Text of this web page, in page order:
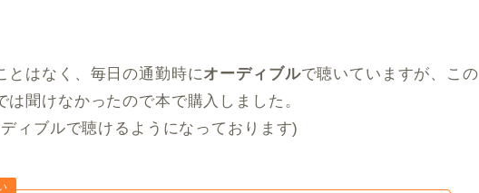
とはなく、毎日の通勤時にオーディブルで聴いていますが、この
は聞けなかったので本で購入しました。
ィブルで聴けるようになっております)